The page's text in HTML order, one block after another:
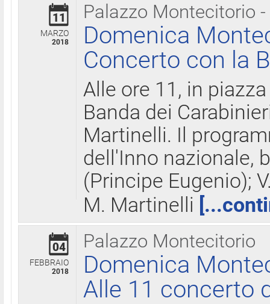
Palazzo Montecitorio
11
MARZO
2018
Domenica
Concerto con la
Alle ore 11, in
Banda dei
Martinelli. Il
dell'Inno nazionale,
(Principe Eugenio);
M. Martinelli
Palazzo Montecitorio
04
FEBBRAIO
2018
Domenica
Alle 11 concerto